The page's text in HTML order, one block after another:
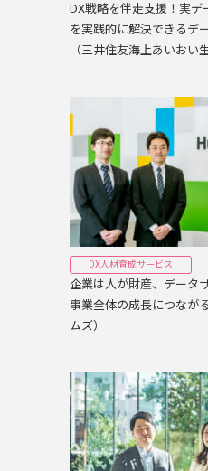
DX戦略を伴走支援！実デ
を実践的に解決できるデ
（三井住友海上あいおい
DX人材育成サービス
企業は人が財産、データ
事業全体の成長につなが
ムズ）